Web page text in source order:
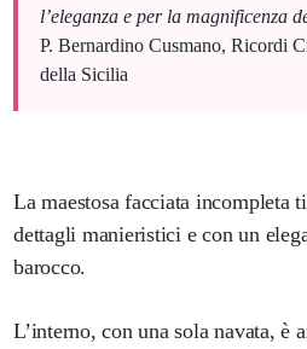
l’eleganza e per la magnificenza
P. Bernardino Cusmano, Ricordi
della Sicilia
La maestosa facciata incompleta
dettagli manieristici e con un
barocco.
L’interno, con una sola navata, è